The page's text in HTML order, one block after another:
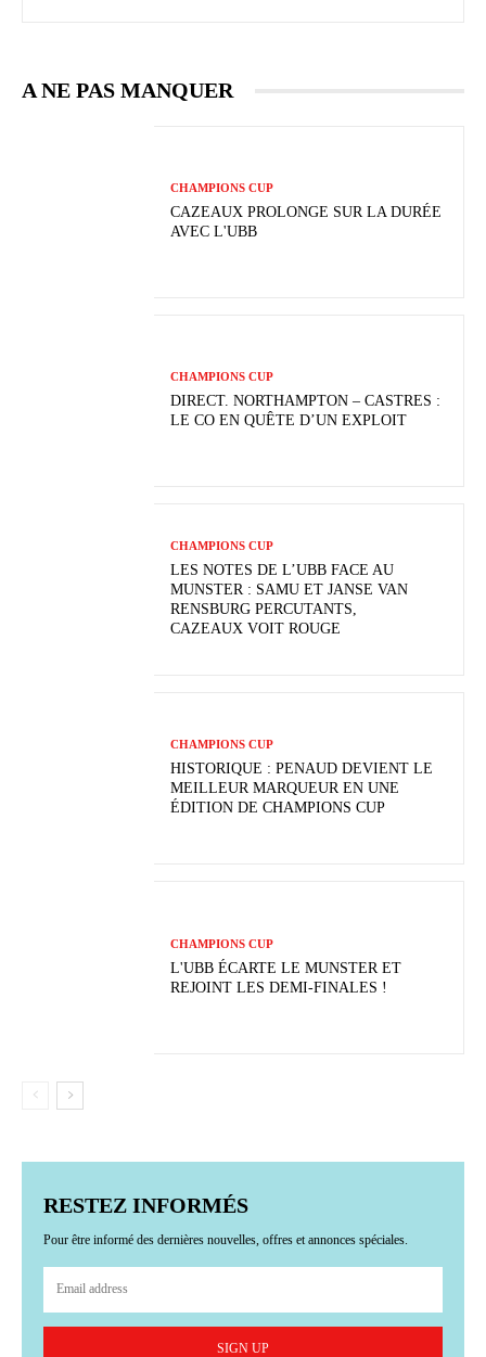
A NE PAS MANQUER
CHAMPIONS CUP
CAZEAUX PROLONGE SUR LA DURÉE
AVEC L'UBB
CHAMPIONS CUP
DIRECT. NORTHAMPTON – CASTRES :
LE CO EN QUÊTE D’UN EXPLOIT
CHAMPIONS CUP
LES NOTES DE L’UBB FACE AU
MUNSTER : SAMU ET JANSE VAN
RENSBURG PERCUTANTS,
CAZEAUX VOIT ROUGE
CHAMPIONS CUP
HISTORIQUE : PENAUD DEVIENT LE
MEILLEUR MARQUEUR EN UNE
ÉDITION DE CHAMPIONS CUP
CHAMPIONS CUP
L'UBB ÉCARTE LE MUNSTER ET
REJOINT LES DEMI-FINALES !
RESTEZ INFORMÉS
Pour être informé des dernières nouvelles, offres et annonces spéciales.
SIGN UP